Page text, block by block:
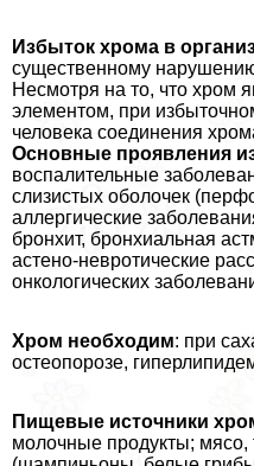
Избыток хрома в
существенному
Несмотря на то, что хром
элементом, при
человека соединения
Основные проявления
воспалительные
слизистых оболочек
аллергические
бронхит, бронхиальная
астено-невротические
oнкoлoгических
Хром необходим: при
остеопорозе,
Пищевые источники
молочные продукты; мясо,